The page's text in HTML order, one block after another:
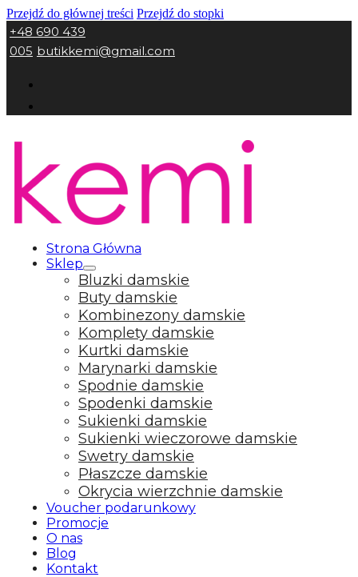
Przejdź do głównej treści Przejdź do stopki
+48 690 439
005 butikkemi@gmail.com
Strona Główna
Sklep
Bluzki damskie
Buty damskie
Kombinezony damskie
Komplety damskie
Kurtki damskie
Marynarki damskie
Spodnie damskie
Spodenki damskie
Sukienki damskie
Sukienki wieczorowe damskie
Swetry damskie
Płaszcze damskie
Okrycia wierzchnie damskie
Voucher podarunkowy
Promocje
O nas
Blog
Kontakt